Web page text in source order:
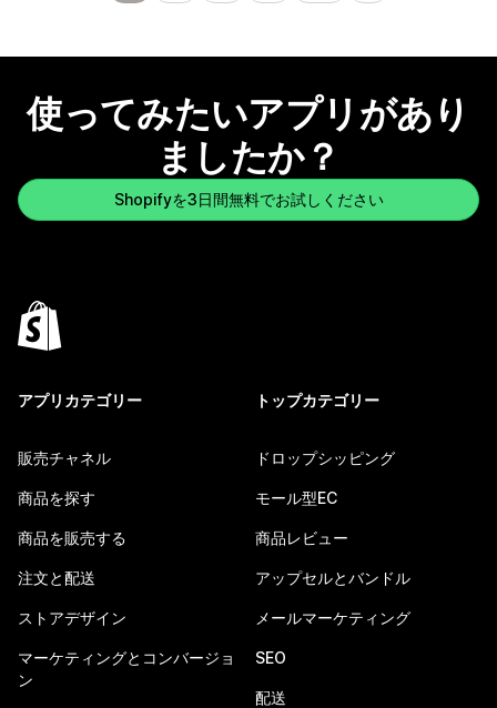
使ってみたいアプリがあり
ましたか？
Shopifyを3日間無料でお試しください
アプリカテゴリー
販売チャネル
商品を探す
商品を販売する
注文と配送
ストアデザイン
マーケティングとコンバージョ
ン
トップカテゴリー
ドロップシッピング
モール型EC
商品レビュー
アップセルとバンドル
メールマーケティング
SEO
配送